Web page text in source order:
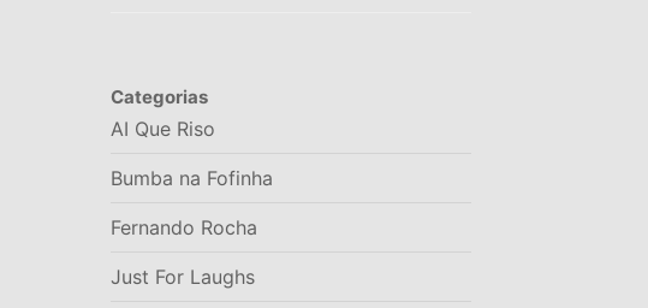
Categorias
AI Que Riso
Bumba na Fofinha
Fernando Rocha
Just For Laughs